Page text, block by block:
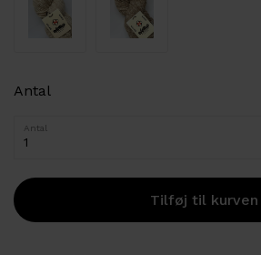
Antal
Antal